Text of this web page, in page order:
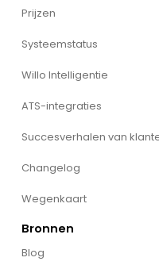
Prijzen
Systeemstatus
Willo Intelligentie
ATS-integraties
Succesverhalen van
Changelog
Wegenkaart
Bronnen
Blog